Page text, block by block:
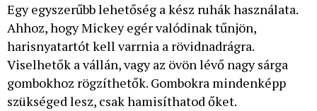
Egy egyszerűbb lehetőség a kész ruhák használata.
Ahhoz, hogy Mickey egér valódinak tűnjön,
harisnyatartót kell varrnia a rövidnadrágra.
Viselhetők a vállán, vagy az övön lévő nagy sárga
gombokhoz rögzíthetők. Gombokra mindenképp
szükséged lesz, csak hamisíthatod őket.